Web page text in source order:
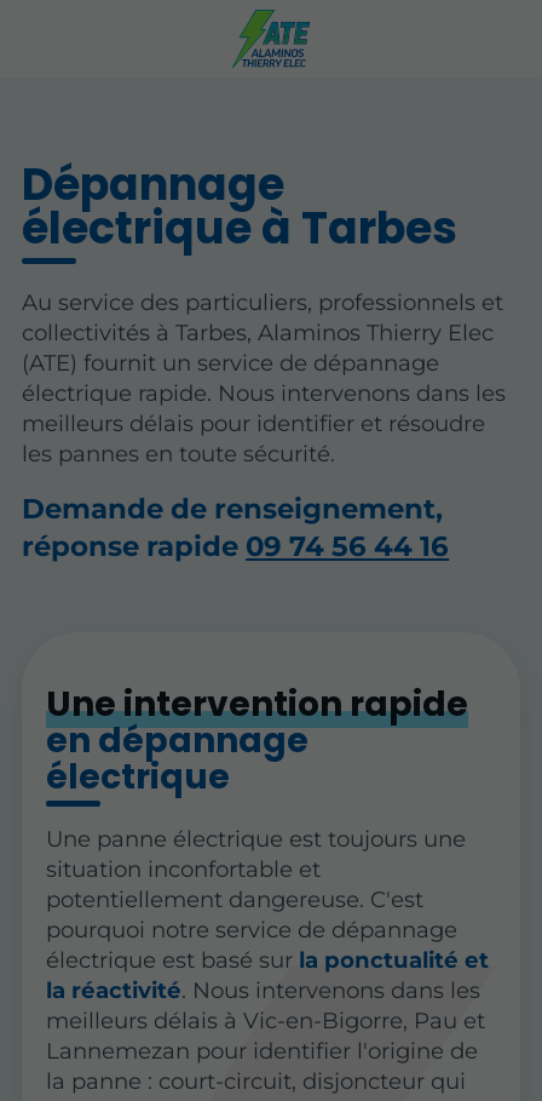
Dépannage
électrique à Tarbes
Au service des particuliers, professionnels et
collectivités à Tarbes, Alaminos Thierry Elec
(ATE) fournit un service de dépannage
électrique rapide. Nous intervenons dans les
meilleurs délais pour identifier et résoudre
les pannes en toute sécurité.
Demande de renseignement,
réponse rapide 09 74 56 44 16
Une intervention rapide
en dépannage
électrique
Une panne électrique est toujours une
situation inconfortable et
potentiellement dangereuse. C'est
pourquoi notre service de dépannage
électrique est basé sur la ponctualité et
la réactivité. Nous intervenons dans les
meilleurs délais à Vic-en-Bigorre, Pau et
Lannemezan pour identifier l'origine de
la panne : court-circuit, disjoncteur qui